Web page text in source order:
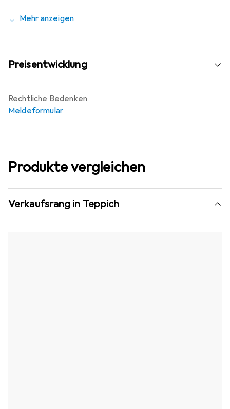
Mehr anzeigen
Preisentwicklung
Rechtliche Bedenken
Meldeformular
Produkte vergleichen
Verkaufsrang in Teppich